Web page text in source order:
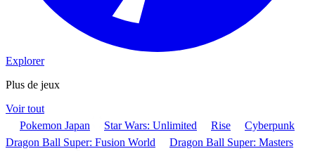
Explorer
Plus de jeux
Voir tout
Pokemon Japan
Star Wars: Unlimited Rise
Cyberpunk
Dragon Ball Super: Fusion World
Dragon Ball Super: Masters